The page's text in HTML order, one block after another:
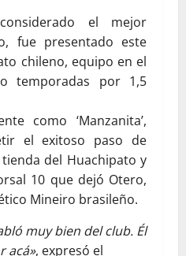
el mejor
fue presentado este
chileno, equipo en el
temporadas por 1,5
como ‘Manzanita’,
el exitoso paso de
del Huachipato y
10 que dejó Otero,
Mineiro brasileño.
muy bien del club. Él
acá», expresó el